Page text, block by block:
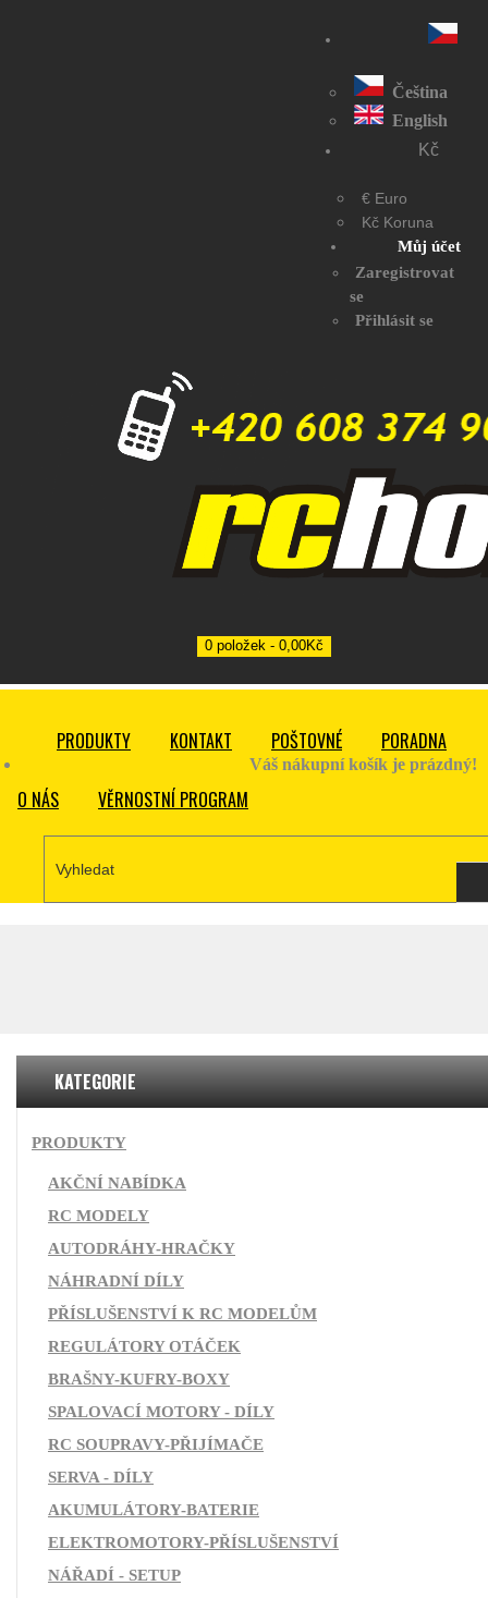
Čeština
English
Kč
€ Euro
Kč Koruna
Můj účet
Zaregistrovat
se
Přihlásit se
0 položek - 0,00Kč
Váš nákupní košík je prázdný!
PRODUKTY KONTAKT POŠTOVNÉ PORADNA
O NÁS VĚRNOSTNÍ PROGRAM
KATEGORIE
PRODUKTY
AKČNÍ NABÍDKA
RC MODELY
AUTODRÁHY-HRAČKY
NÁHRADNÍ DÍLY
PŘÍSLUŠENSTVÍ K RC MODELŮM
REGULÁTORY OTÁČEK
BRAŠNY-KUFRY-BOXY
SPALOVACÍ MOTORY - DÍLY
RC SOUPRAVY-PŘIJÍMAČE
SERVA - DÍLY
AKUMULÁTORY-BATERIE
ELEKTROMOTORY-PŘÍSLUŠENSTVÍ
NÁŘADÍ - SETUP